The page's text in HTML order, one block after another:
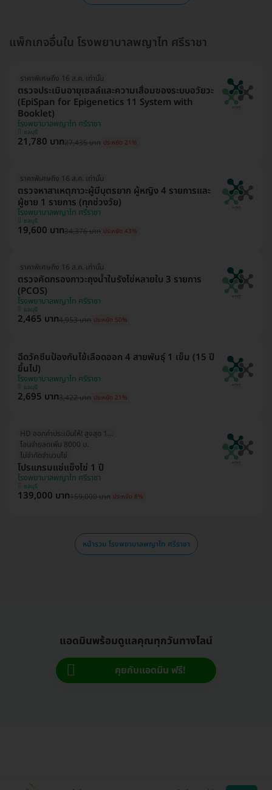
แพ็กเกจอื่นใน โรงพยาบาลพญาไท ศรีราชา
ราคาพิเศษถึง 16 ส.ค. เท่านั้น
ตรวจประเมินอายุเซลล์และความเสื่อมของระบบอวัยวะ
(EpiSpan for Epigenetics 11 System with
Booklet)
โรงพยาบาลพญาไท ศรีราชา
ชลบุรี
21,780 บาท27,435 บาท ประหยัด 21%
ราคาพิเศษถึง 16 ส.ค. เท่านั้น
ตรวจหาสาเหตุภาวะผู้มีบุตรยาก ผู้หญิง 4 รายการและ
ผู้ชาย 1 รายการ (ทุกช่วงวัย)
โรงพยาบาลพญาไท ศรีราชา
ชลบุรี
19,600 บาท34,376 บาท ประหยัด 43%
ราคาพิเศษถึง 16 ส.ค. เท่านั้น
ตรวจคัดกรองภาวะถุงน้ำในรังไข่หลายใบ 3 รายการ
(PCOS)
โรงพยาบาลพญาไท ศรีราชา
ชลบุรี
2,465 บาท4,953 บาท ประหยัด 50%
ฉีดวัคซีนป้องกันไข้เลือดออก 4 สายพันธุ์ 1 เข็ม (15 ปี
ขึ้นไป)
โรงพยาบาลพญาไท ศรีราชา
ชลบุรี
2,695 บาท3,422 บาท ประหยัด 21%
HD ออกค่าประเมินให้! สูงสุด 1500 บ.
โอนจ่ายลดเพิ่ม 8000 บ.
ไม่จำกัดจำนวนไข่
โปรแกรมแช่แข็งไข่ 1 ปี
โรงพยาบาลพญาไท ศรีราชา
ชลบุรี
139,000 บาท159,000 บาท ประหยัด 8%
หน้ารวม โรงพยาบาลพญาไท ศรีราชา
แอดมินพร้อมดูแลคุณทุกวันทางไลน์
คุยกับแอดมิน ฟรี!